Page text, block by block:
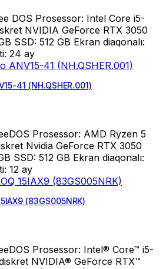
DOS Prosessor: Intel Core i5-
NVIDIA GeForce RTX 3050
SSD: 512 GB Ekran diaqonalı:
24 ay
41 (NH.QSHER.001)
Prosessor: AMD Ryzen 5
Nvidia GeForce RTX 3050
SSD: 512 GB Ekran diaqonalı:
12 ay
(83GS005NRK)
Prosessor: Intel® Core™ i5-
NVIDIA® GeForce RTX™